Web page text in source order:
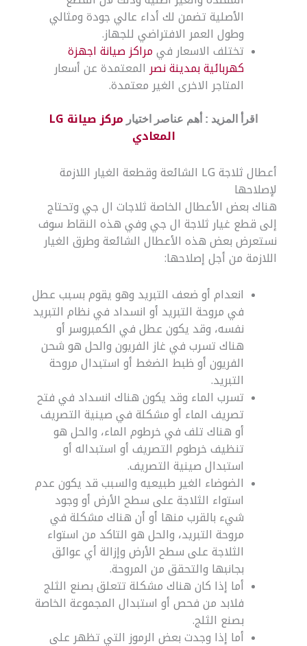
الأصلية تضمن لك أداء عالي جودة ومثالي
وطول العمر الافتراضي للجهاز.
تختلف الاسعار فيمراكز صيانة اجهزة
كهربائية بمدينة نصرالمعتمدة عن أسعار
المتاجر الاخرى الغير معتمدة.
اقرأ المزيد : أهم عناصر اختيار
مركز صيانة LG
المعادي
أعطال ثلاجة LG الشائعة وقطعة الغيار اللازمة
لإصلاحها
هناك بعض الأعطال الخاصة ثلاجات ال جي وتحتاج
إلى قطع غيار ثلاجة ال جي وفي هذه النقاط سوف
نستعرض بعض هذه الأعطال الشائعة وطرق الغيار
اللازمة من أجل إصلاحها:
انعدام أو ضعف التبريد وهو يقوم بسبب عطل
في مروحة التبريد أو انسداد في نظام التبريد
نفسه، وقد يكون عطل في الكمبروسر أو
هناك تسرب في غاز الفريون والحل هو شحن
الفريون أو ظبط الضغط أو استبدال مروحة
التبريد.
تسرب الماء وقد يكون هناك انسداد في فتح
تصريف الماء أو مشكلة في صينية التصريف
أو هناك تلف في خرطوم الماء، والحل هو
تنظيف خرطوم التصريف أو استبداله أو
استبدال صينية التصريف.
الضوضاء الغير طبيعيه والسبب قد يكون عدم
استواء الثلاجة على سطح الأرض أو وجود
شيء بالقرب منها أو أن هناك مشكلة في
مروحة التبريد، والحل هو التاكد من استواء
الثلاجة على سطح الأرض وإزالة أي عوائق
بجانبها والتحقق من المروحة.
أما إذا كان هناك مشكلة تتعلق بصنع الثلج
فلابد من فحص أو استبدال المجموعة الخاصة
بصنع الثلج.
أما إذا وجدت بعض الرموز التي تظهر على